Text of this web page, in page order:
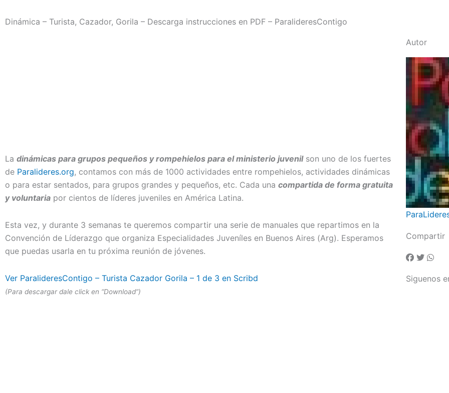
Dinámica – Turista, Cazador, Gorila – Descarga instrucciones en PDF – ParalideresContigo
La dinámicas para grupos pequeños y rompehielos para el ministerio juvenilson uno de los fuertes
de Paralideres.org, contamos con más de 1000 actividades entre rompehielos, actividades dinámicas
o para estar sentados, para grupos grandes y pequeños, etc. Cada una compartida de forma gratuita
y voluntaria por cientos de líderes juveniles en América Latina.
Esta vez, y durante 3 semanas te queremos compartir una serie de manuales que repartimos en la
Convención de Líderazgo que organiza Especialidades Juveníles en Buenos Aires (Arg). Esperamos
que puedas usarla en tu próxima reunión de jóvenes.
Ver ParalideresContigo – Turista Cazador Gorila – 1 de 3 en Scribd
(Para descargar dale click en “Download”)
Autor
Compartir
Siguenos